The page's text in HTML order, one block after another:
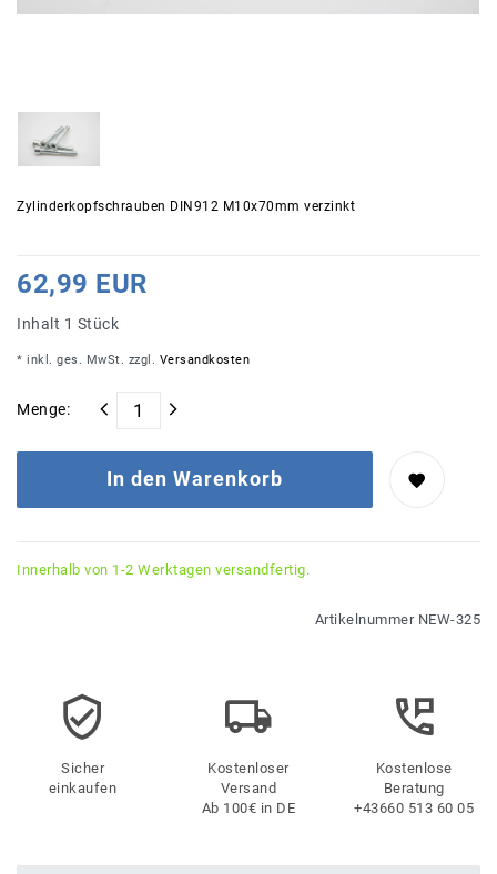
Zylinderkopfschrauben DIN912 M10x70mm verzinkt
62,99 EUR
Inhalt 1 Stück
* inkl. ges. MwSt. zzgl. Versandkosten
Menge:
In den Warenkorb
Innerhalb von 1-2 Werktagen versandfertig.
Artikelnummer NEW-325
Sicher
einkaufen
Kostenloser
Versand
Ab 100€ in DE
Kostenlose
Beratung
+43660 513 60 05